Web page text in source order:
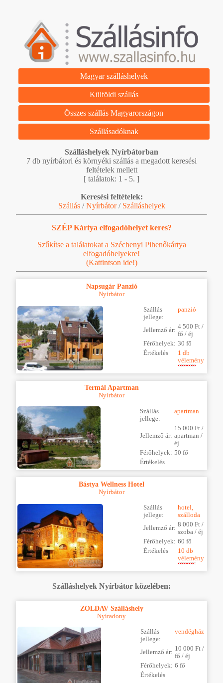
Magyar szálláshelyek
Külföldi szállás
Összes szállás Magyarországon
Szállásadóknak
Szálláshelyek Nyírbátorban
7 db nyírbátori és környéki szállás a megadott keresési
feltételek mellett
[ találatok: 1 - 5. ]
Keresési feltételek:
Szállás/Nyírbátor/ Szálláshelyek
SZÉP Kártya elfogadóhelyet keres?
Szűkítse a találatokat a Széchenyi Pihenőkártya
elfogadóhelyekre!
(Kattintson ide!)
Napsugár Panzió
Nyírbátor
Szállás
jellege:
panzió
Jellemző ár: 4 500 Ft /
fő / éj
Férőhelyek: 30 fő
Értékelés
1 db
vélemény
Termál Apartman
Nyírbátor
Szállás
jellege:
apartman
Jellemző ár:
15 000 Ft /
apartman /
éj
Férőhelyek: 50 fő
Értékelés
Bástya Wellness Hotel
Nyírbátor
Szállás
jellege:
hotel,
szálloda
Jellemző ár: 8 000 Ft /
szoba / éj
Férőhelyek: 60 fő
Értékelés
10 db
vélemény
Szálláshelyek Nyírbátor közelében:
ZOLDAV Szálláshely
Nyíradony
Szállás
jellege:
vendégház
Jellemző ár: 10 000 Ft /
fő / éj
Férőhelyek: 6 fő
Értékelés